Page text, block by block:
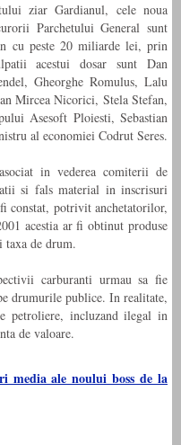
ziar Gardianul, cele noua
Parchetului General sunt
cu peste 20 miliarde lei, prin
acestui dosar sunt Dan
Gheorghe Romulus, Lalu
Mircea Nicorici, Stela Stefan,
Asesoft Ploiesti, Sebastian
al economiei Codrut Seres.
in vederea comiterii de
si fals material in inscrisuri
constat, potrivit anchetatorilor,
acestia ar fi obtinut produse
de drum.
carburanti urmau sa fie
drumurile publice. In realitate,
petroliere, incluzand ilegal in
de valoare.
media ale noului boss de la